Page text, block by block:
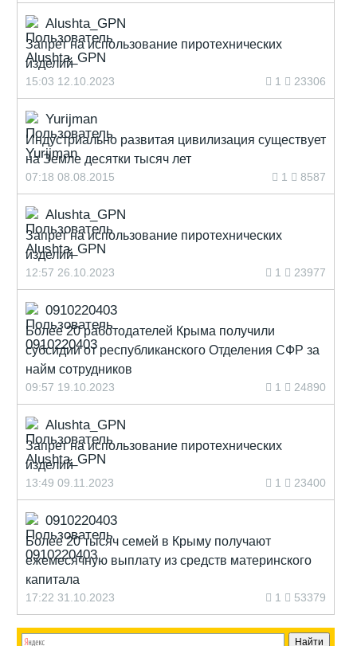
Alushta_GPN
Запрет на использование пиротехнических
изделий
15:03 12.10.2023 1 23306
Yurijman
Индустриально развитая цивилизация существует
на Земле десятки тысяч лет
07:18 08.08.2015 1 8587
Alushta_GPN
Запрет на использование пиротехнических
изделий
12:57 26.10.2023 1 23977
0910220403
Более 20 работодателей Крыма получили
субсидии от республиканского Отделения СФР за
найм сотрудников
09:57 19.10.2023 1 24890
Alushta_GPN
Запрет на использование пиротехнических
изделий
13:49 09.11.2023 1 23400
0910220403
Более 20 тысяч семей в Крыму получают
ежемесячную выплату из средств материнского
капитала
17:22 31.10.2023 1 53379